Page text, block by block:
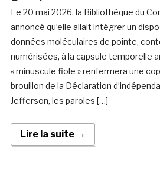
Le 20 mai 2026, la Bibliothèque du
annoncé qu’elle allait intégrer un
données moléculaires de pointe,
numérisées, à la capsule temporelle
« minuscule fiole » renfermera une
brouillon de la Déclaration
Jefferson, les paroles […]
Lire la suite →